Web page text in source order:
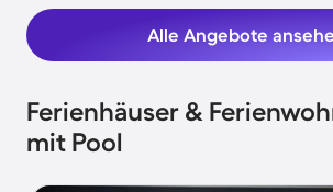
Alle Angebote
Ferienhäuser &
mit Pool